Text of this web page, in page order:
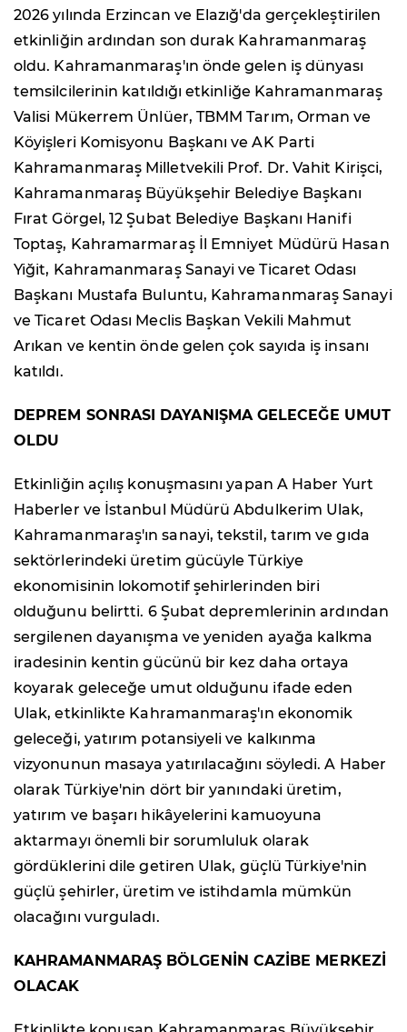
2026 yılında Erzincan ve Elazığ'da gerçekleştirilen
etkinliğin ardından son durak Kahramanmaraş
oldu. Kahramanmaraş'ın önde gelen iş dünyası
temsilcilerinin katıldığı etkinliğe Kahramanmaraş
Valisi Mükerrem Ünlüer, TBMM Tarım, Orman ve
Köyişleri Komisyonu Başkanı ve AK Parti
Kahramanmaraş Milletvekili Prof. Dr. Vahit Kirişci,
Kahramanmaraş Büyükşehir Belediye Başkanı
Fırat Görgel, 12 Şubat Belediye Başkanı Hanifi
Toptaş, Kahramarmaraş İl Emniyet Müdürü Hasan
Yiğit, Kahramanmaraş Sanayi ve Ticaret Odası
Başkanı Mustafa Buluntu, Kahramanmaraş Sanayi
ve Ticaret Odası Meclis Başkan Vekili Mahmut
Arıkan ve kentin önde gelen çok sayıda iş insanı
katıldı.
DEPREM SONRASI DAYANIŞMA GELECEĞE UMUT
OLDU
Etkinliğin açılış konuşmasını yapan A Haber Yurt
Haberler ve İstanbul Müdürü Abdulkerim Ulak,
Kahramanmaraş'ın sanayi, tekstil, tarım ve gıda
sektörlerindeki üretim gücüyle Türkiye
ekonomisinin lokomotif şehirlerinden biri
olduğunu belirtti. 6 Şubat depremlerinin ardından
sergilenen dayanışma ve yeniden ayağa kalkma
iradesinin kentin gücünü bir kez daha ortaya
koyarak geleceğe umut olduğunu ifade eden
Ulak, etkinlikte Kahramanmaraş'ın ekonomik
geleceği, yatırım potansiyeli ve kalkınma
vizyonunun masaya yatırılacağını söyledi. A Haber
olarak Türkiye'nin dört bir yanındaki üretim,
yatırım ve başarı hikâyelerini kamuoyuna
aktarmayı önemli bir sorumluluk olarak
gördüklerini dile getiren Ulak, güçlü Türkiye'nin
güçlü şehirler, üretim ve istihdamla mümkün
olacağını vurguladı.
KAHRAMANMARAŞ BÖLGENİN CAZİBE MERKEZİ
OLACAK